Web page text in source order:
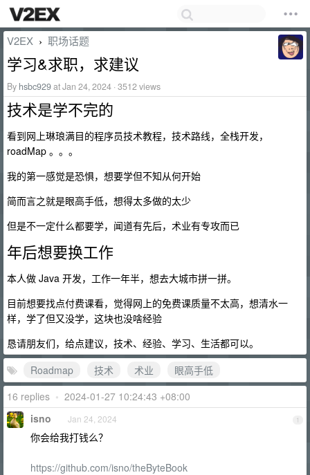
V2EX › 职场话题
学习&求职，求建议
By hsbc929at Jan 24, 2024 · 3512 views
技术是学不完的
看到网上琳琅满目的程序员技术教程，技术路线，全栈开发，
roadMap 。。。
我的第一感觉是恐惧，想要学但不知从何开始
简而言之就是眼高手低，想得太多做的太少
但是不一定什么都要学，闻道有先后，术业有专攻而已
年后想要换工作
本人做 Java 开发，工作一年半，想去大城市拼一拼。
目前想要找点付费课看，觉得网上的免费课质量不太高，想清水一
样，学了但又没学，这块也没啥经验
恳请朋友们，给点建议，技术、经验、学习、生活都可以。
Roadmap
技术 术业
眼高手低
16 replies • 2024-01-27 10:24:43 +08:00
1
isno Jan 24, 2024
你会给我打钱么？
https://github.com/isno/theByteBook